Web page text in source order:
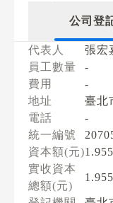
公司登
代表人
張宏
員工數量
-
費用
-
地址
臺北
電話
-
統一編號
資本額(元)
實收資本
總額(元)